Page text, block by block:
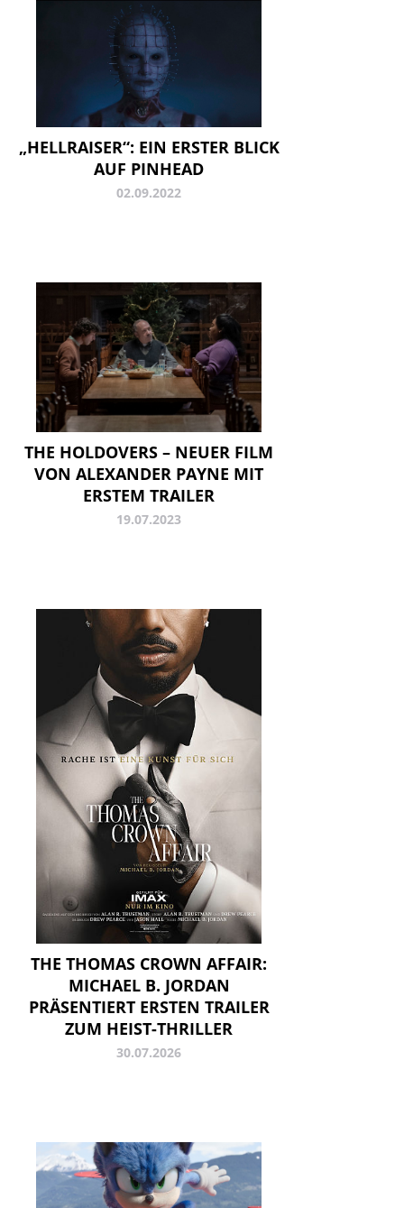
„HELLRAISER“: EIN ERSTER BLICK
AUF PINHEAD
02.09.2022
THE HOLDOVERS – NEUER FILM
VON ALEXANDER PAYNE MIT
ERSTEM TRAILER
19.07.2023
THE THOMAS CROWN AFFAIR:
MICHAEL B. JORDAN
PRÄSENTIERT ERSTEN TRAILER
ZUM HEIST-THRILLER
30.07.2026